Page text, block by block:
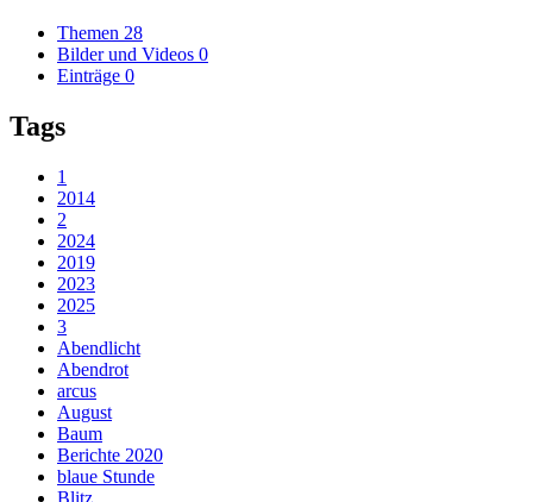
Themen 28
Bilder und Videos 0
Einträge 0
Tags
1
2014
2
2024
2019
2023
2025
3
Abendlicht
Abendrot
arcus
August
Baum
Berichte 2020
blaue Stunde